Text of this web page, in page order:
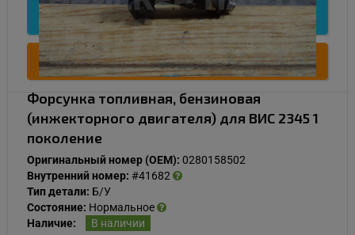
Подробнее
Купить
Форсунка топливная, бензиновая
(инжекторного двигателя) для ВИС 2345 1
поколение
Оригинальный номер (OEM): 0280158502
Внутренний номер: #41682
Тип детали: Б/У
Состояние: Нормальное
Наличие:
В наличии